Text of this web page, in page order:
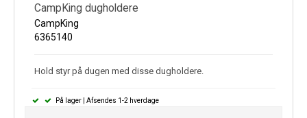
CampKing dugholdere
CampKing
6365140
Hold styr på dugen med disse dugholdere.
På lager | Afsendes 1-2 hverdage